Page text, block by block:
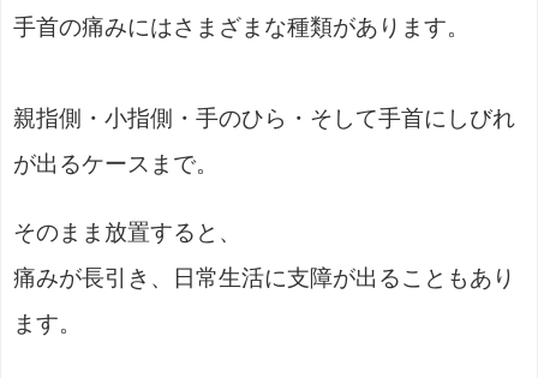
手首の痛みにはさまざまな種類があります。
親指側・小指側・手のひら・そして手首にしびれ
が出るケースまで。
そのまま放置すると、
痛みが長引き、日常生活に支障が出ることもあり
ます。